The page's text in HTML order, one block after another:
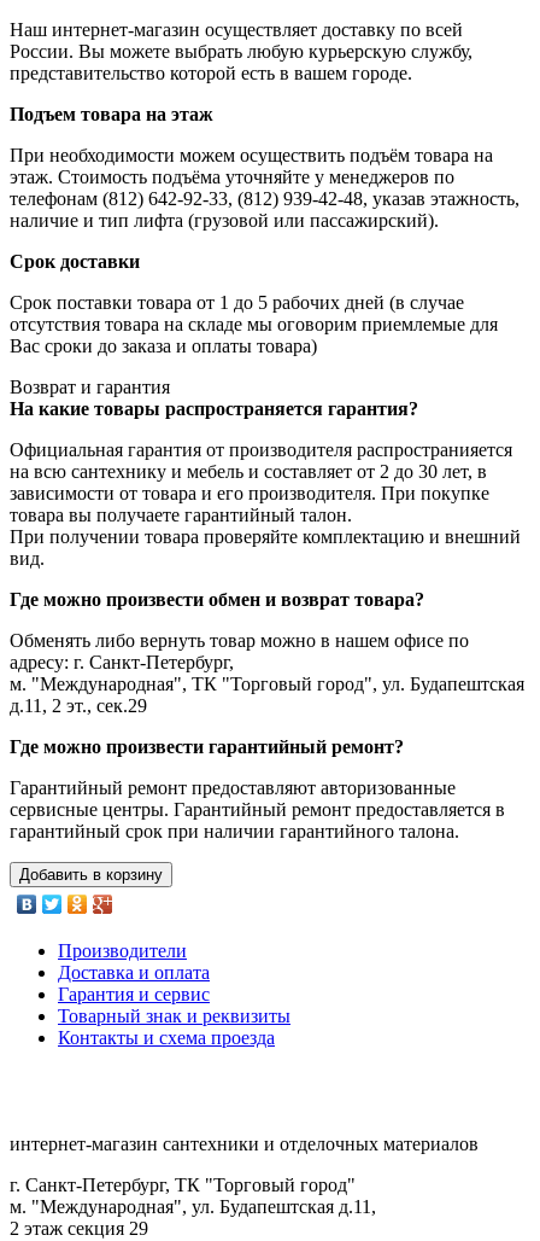
Наш интернет-магазин осуществляет доставку по всей
России. Вы можете выбрать любую курьерскую службу,
представительство которой есть в вашем городе.
Подъем товара на этаж
При необходимости можем осуществить подъём товара на
этаж. Стоимость подъёма уточняйте у менеджеров по
телефонам (812) 642-92-33, (812) 939-42-48, указав этажность,
наличие и тип лифта (грузовой или пассажирский).
Срок доставки
Срок поставки товара от 1 до 5 рабочих дней (в случае
отсутствия товара на складе мы оговорим приемлемые для
Вас сроки до заказа и оплаты товара)
Возврат и гарантия
На какие товары распространяется гарантия?
Официальная гарантия от производителя распространияется
на всю сантехнику и мебель и составляет от 2 до 30 лет, в
зависимости от товара и его производителя. При покупке
товара вы получаете гарантийный талон.
При получении товара проверяйте комплектацию и внешний
вид.
Где можно произвести обмен и возврат товара?
Обменять либо вернуть товар можно в нашем офисе по
адресу: г. Санкт-Петербург,
м. "Международная", ТК "Торговый город", ул. Будапештская
д.11, 2 эт., сек.29
Где можно произвести гарантийный ремонт?
Гарантийный ремонт предоставляют авторизованные
сервисные центры. Гарантийный ремонт предоставляется в
гарантийный срок при наличии гарантийного талона.
Добавить в корзину
Производители
Доставка и оплата
Гарантия и сервис
Товарный знак и реквизиты
Контакты и схема проезда
интернет-магазин сантехники и отделочных материалов
г. Санкт-Петербург, ТК "Торговый город"
м. "Международная", ул. Будапештская д.11,
2 этаж секция 29